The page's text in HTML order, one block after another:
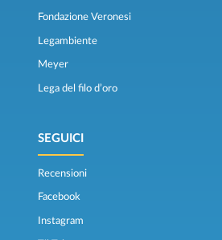
Fondazione Veronesi
Legambiente
Meyer
Lega del filo d’oro
SEGUICI
Recensioni
Facebook
Instagram